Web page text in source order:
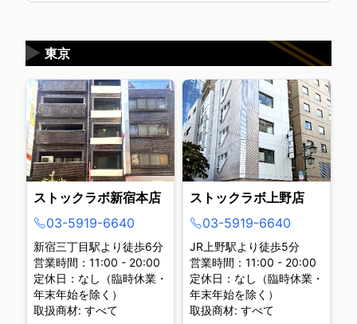
東京
▶
ストックラボ新宿本店
03-5919-6640
新宿三丁目駅より徒歩6分
営業時間：11:00 - 20:00
定休日：なし（臨時休業・
年末年始を除く）
取扱商材: すべて
ストックラボ上野店
03-5919-6640
JR上野駅より徒歩5分
営業時間：11:00 - 20:00
定休日：なし（臨時休業・
年末年始を除く）
取扱商材: すべて